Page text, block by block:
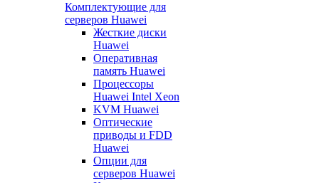
Комплектующие для
серверов Huawei
Жесткие диски
Huawei
Оперативная
память Huawei
Процессоры
Huawei Intel Xeon
KVM Huawei
Оптические
приводы и FDD
Huawei
Опции для
серверов Huawei